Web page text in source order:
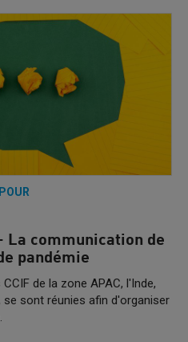
La communication de
pandémie
de la zone APAC, l'Inde,
se sont réunies afin d'organiser